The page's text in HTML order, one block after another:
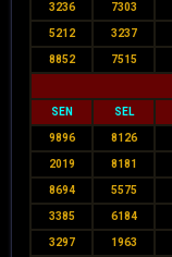
3236 7303
5212 3237
8852 7515
SEN SEL
9896 8126
2019 8181
8694 5575
3385 6184
3297 1963